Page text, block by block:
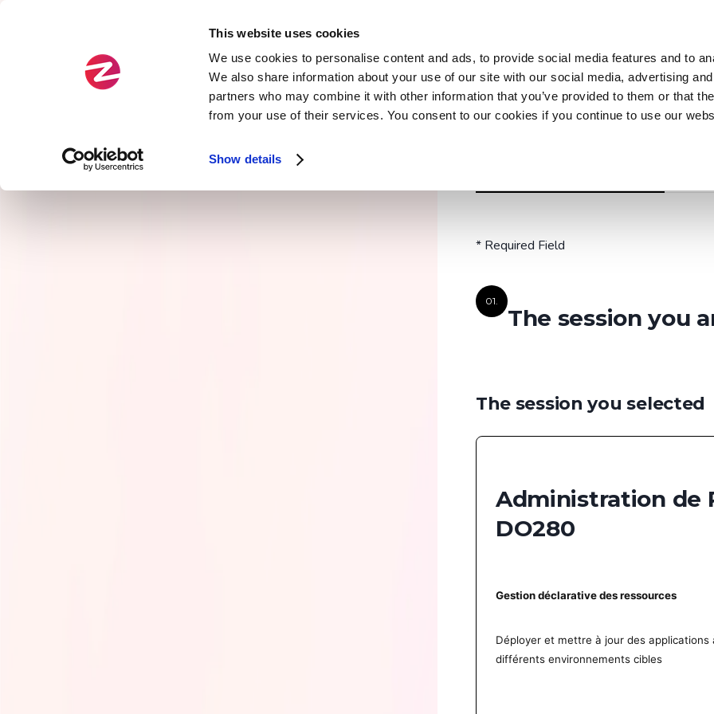
This website uses cookies
We use cookies to personalise content and ads, to provide social media features and to
We also share information about your use of our site with our social media, advertising
partners who may combine it with other information that you’ve provided to them or that
from your use of their services. You consent to our cookies if you continue to use our
Show details
Trainings
Fields
Service Arch & APIs
Cloud
Types
Official
courses to master key tools and technologies
Explore all trainings
CoursesWorkshops & Conferences
* Required Field
01.
The session you
The session you selected
Administration de
DO280
Gestion déclarative des ressources
Déployer et mettre à jour des
différents environnements cibles